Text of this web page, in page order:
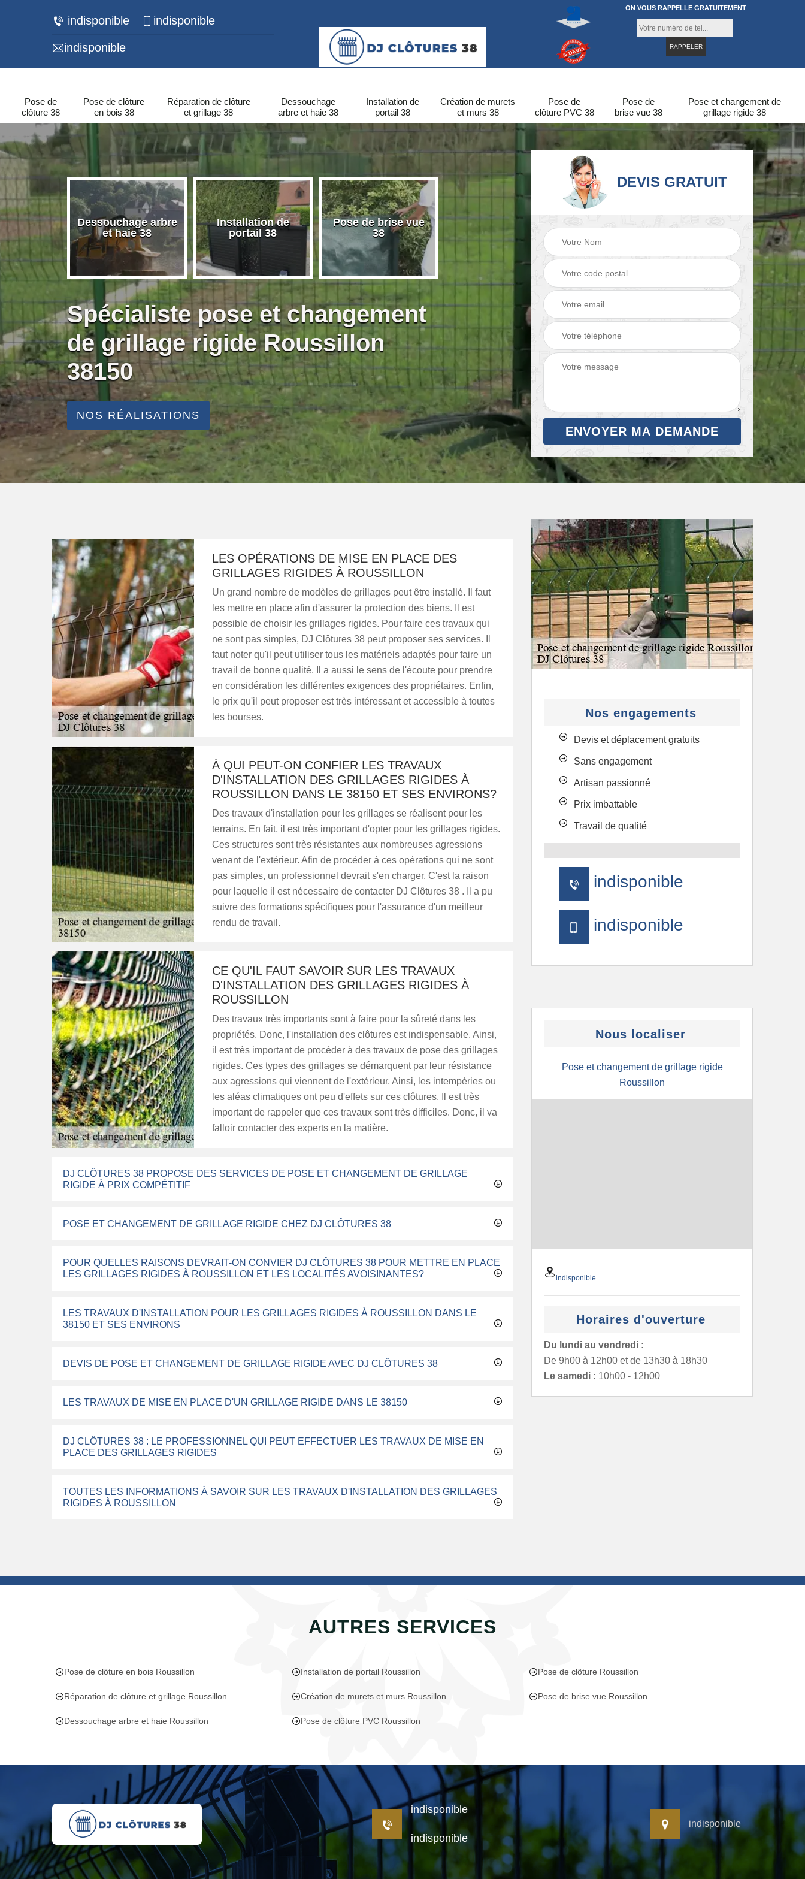
indisponible indisponible
indisponible
ON VOUS RAPPELLE GRATUITEMENT
Pose de
clôture 38
Pose de clôture
en bois 38
Réparation de clôture
et grillage 38
Dessouchage
arbre et haie 38
Installation de
portail 38
Création de murets
et murs 38
Pose de
clôture PVC 38
Pose de
brise vue 38
Pose et changement de
grillage rigide 38
murets
38
Dessouchage arbre
et haie 38
Installation de
portail 38
Pose de brise vue
38
Pose de clôture
PVC 38
Pose de clôture 38
Pose de clôture en
bois 38
Spécialiste pose et changement
de grillage rigide Roussillon
38150
NOS RÉALISATIONS
DEVIS GRATUIT
LES OPÉRATIONS DE MISE EN PLACE DES
GRILLAGES RIGIDES À ROUSSILLON
Un grand nombre de modèles de grillages peut être installé. Il faut
les mettre en place afin d'assurer la protection des biens. Il est
possible de choisir les grillages rigides. Pour faire ces travaux qui
ne sont pas simples, DJ Clôtures 38 peut proposer ses services. Il
faut noter qu'il peut utiliser tous les matériels adaptés pour faire un
travail de bonne qualité. Il a aussi le sens de l'écoute pour prendre
en considération les différentes exigences des propriétaires. Enfin,
le prix qu'il peut proposer est très intéressant et accessible à toutes
les bourses.
À QUI PEUT-ON CONFIER LES TRAVAUX
D'INSTALLATION DES GRILLAGES RIGIDES À
ROUSSILLON DANS LE 38150 ET SES ENVIRONS?
Des travaux d'installation pour les grillages se réalisent pour les
terrains. En fait, il est très important d'opter pour les grillages rigides.
Ces structures sont très résistantes aux nombreuses agressions
venant de l'extérieur. Afin de procéder à ces opérations qui ne sont
pas simples, un professionnel devrait s'en charger. C'est la raison
pour laquelle il est nécessaire de contacter DJ Clôtures 38 . Il a pu
suivre des formations spécifiques pour l'assurance d'un meilleur
rendu de travail.
CE QU'IL FAUT SAVOIR SUR LES TRAVAUX
D'INSTALLATION DES GRILLAGES RIGIDES À
ROUSSILLON
Des travaux très importants sont à faire pour la sûreté dans les
propriétés. Donc, l'installation des clôtures est indispensable. Ainsi,
il est très important de procéder à des travaux de pose des grillages
rigides. Ces types des grillages se démarquent par leur résistance
aux agressions qui viennent de l'extérieur. Ainsi, les intempéries ou
les aléas climatiques ont peu d'effets sur ces clôtures. Il est très
important de rappeler que ces travaux sont très difficiles. Donc, il va
falloir contacter des experts en la matière.
DJ CLÔTURES 38 PROPOSE DES SERVICES DE POSE ET CHANGEMENT DE GRILLAGE
RIGIDE À PRIX COMPÉTITIF
POSE ET CHANGEMENT DE GRILLAGE RIGIDE CHEZ DJ CLÔTURES 38
POUR QUELLES RAISONS DEVRAIT-ON CONVIER DJ CLÔTURES 38 POUR METTRE EN PLACE
LES GRILLAGES RIGIDES À ROUSSILLON ET LES LOCALITÉS AVOISINANTES?
LES TRAVAUX D'INSTALLATION POUR LES GRILLAGES RIGIDES À ROUSSILLON DANS LE
38150 ET SES ENVIRONS
DEVIS DE POSE ET CHANGEMENT DE GRILLAGE RIGIDE AVEC DJ CLÔTURES 38
LES TRAVAUX DE MISE EN PLACE D'UN GRILLAGE RIGIDE DANS LE 38150
DJ CLÔTURES 38 : LE PROFESSIONNEL QUI PEUT EFFECTUER LES TRAVAUX DE MISE EN
PLACE DES GRILLAGES RIGIDES
TOUTES LES INFORMATIONS À SAVOIR SUR LES TRAVAUX D'INSTALLATION DES GRILLAGES
RIGIDES À ROUSSILLON
Nos engagements
Devis et déplacement gratuits
Sans engagement
Artisan passionné
Prix imbattable
Travail de qualité
indisponible
indisponible
Nous localiser
Pose et changement de grillage rigide
Roussillon
indisponible
Horaires d'ouverture
Du lundi au vendredi :
De 9h00 à 12h00 et de 13h30 à 18h30
Le samedi : 10h00 - 12h00
AUTRES SERVICES
Pose de clôture en bois Roussillon
Réparation de clôture et grillage Roussillon
Dessouchage arbre et haie Roussillon
Installation de portail Roussillon
Création de murets et murs Roussillon
Pose de clôture PVC Roussillon
Pose de clôture Roussillon
Pose de brise vue Roussillon
indisponible
indisponible
indisponible